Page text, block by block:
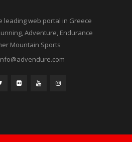
leading web portal in Greece
Adventure, Endurance
Mountain Sports